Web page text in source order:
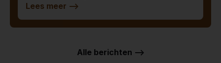
Lees meer -->
Alle berichten -->